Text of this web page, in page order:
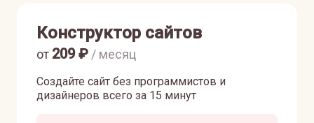
Конструктор сайтов
Создайте сайт без программистов и
дизайнеров всего за 15 минут
от 209₽ / месяц